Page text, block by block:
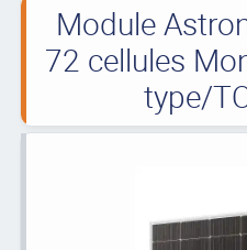
Module
72 cellules
type/